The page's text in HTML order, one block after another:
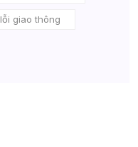
lỗi giao thông